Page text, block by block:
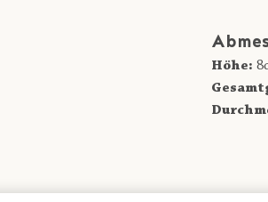
Höhe: